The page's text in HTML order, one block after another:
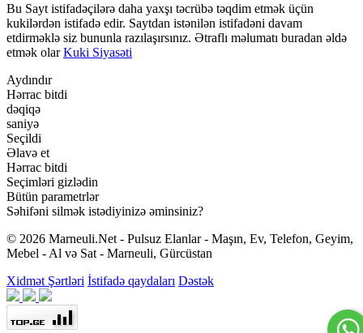
Bu Sayt istifadəçilərə daha yaxşı təcrübə təqdim etmək üçün
kukilərdən istifadə edir. Saytdan istənilən istifadəni davam
etdirməklə siz bununla razılaşırsınız. Ətraflı məlumatı buradan əldə
etmək olarKuki Siyasəti
Aydındır
Hərrac bitdi
dəqiqə
saniyə
Seçildi
Əlavə et
Hərrac bitdi
Seçimləri gizlədin
Bütün parametrlər
Səhifəni silmək istədiyinizə əminsiniz?
© 2026 Marneuli.Net - Pulsuz Elanlar - Maşın, Ev, Telefon, Geyim,
Mebel - Al və Sat - Marneuli, Gürcüstan
Xidmət Şərtləri İstifadə qaydaları Dəstək